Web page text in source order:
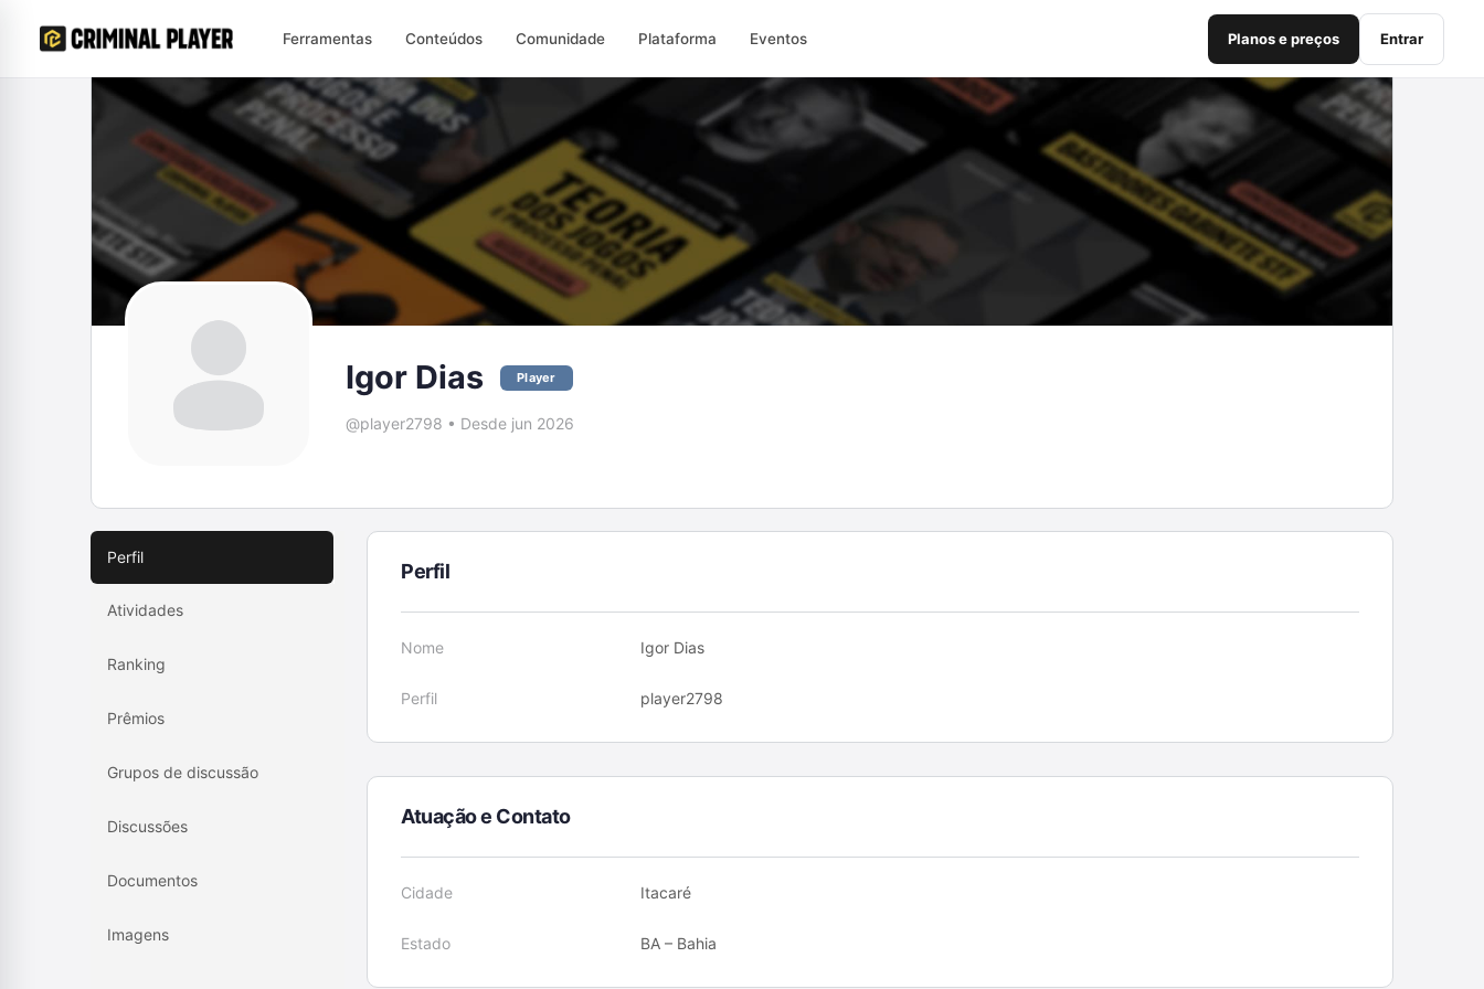
Ferramentas Conteúdos Comunidade Plataforma Eventos Planos e preços Entrar
Igor Dias Player
@player2798 • Desde jun 2026
Perfil
Atividades
Ranking
Prêmios
Grupos de discussão
Discussões
Documentos
Imagens
Perfil
Nome Igor Dias
Perfil player2798
Atuação e Contato
Cidade Itacaré
Estado BA – Bahia